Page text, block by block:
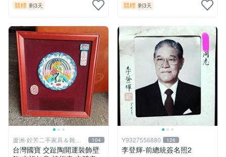
競標 剩3天 競標 剩3天
蘆洲-銓芳二手家具＆雜貨
小舖
104
台灣國寶 交趾陶開運裝飾壁
Y9327556880 126
李登輝-前總統簽名照2